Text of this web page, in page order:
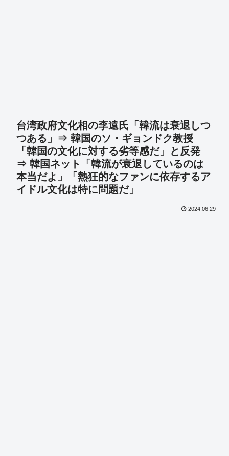
台湾政府文化相の李遠氏「韓流は衰退しつ
つある」⇒ 韓国のソ・ギョンドク教授
「韓国の文化に対する劣等感だ」と反発
⇒ 韓国ネット「韓流が衰退しているのは
本当だよ」「熱狂的なファンに依存するア
イドル文化は特に問題だ」
2024.06.29